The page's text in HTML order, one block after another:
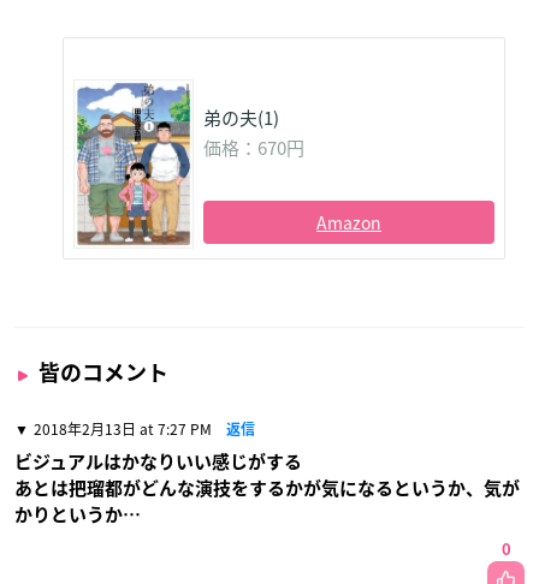
弟の夫(1)
価格：670円
Amazon
皆のコメント
2018年2月13日 at 7:27 PM 返信
ビジュアルはかなりいい感じがする
あとは把瑠都がどんな演技をするかが気になるというか、気が
かりというか…
0